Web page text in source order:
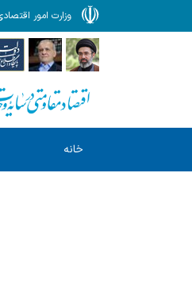
وزارت امور
خانه